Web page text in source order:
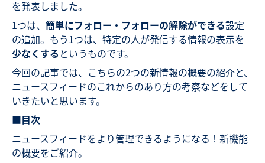
を発表しました。
1つは、 簡単にフォロー・フォローの解除ができる設定
の追加。もう1つは、特定の人が発信する情報の表示を
少なくする というものです。
今回の記事では、こちらの2つの新情報の概要の紹介と、
ニュースフィードのこれからのあり方の考察などをして
いきたいと思います。
■目次
ニュースフィードをより管理できるようになる！新機能
の概要をご紹介。